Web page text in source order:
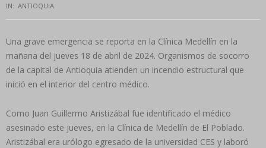
IN: ANTIOQUIA
Una grave emergencia se reporta en la Clínica Medellín en la
mañana del jueves 18 de abril de 2024. Organismos de socorro
de la capital de Antioquia atienden un incendio estructural que
inició en el interior del centro médico.
Como Juan Guillermo Aristizábal fue identificado el médico
asesinado este jueves, en la Clínica de Medellín de El Poblado.
Aristizábal era urólogo egresado de la universidad CES y laboró